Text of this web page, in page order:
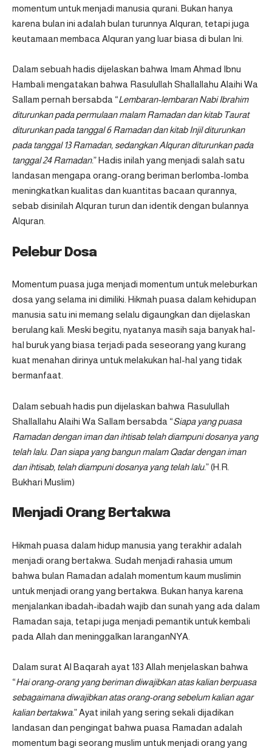
momentum untuk menjadi manusia qurani. Bukan hanya
karena bulan ini adalah bulan turunnya Alquran, tetapi juga
keutamaan membaca Alquran yang luar biasa di bulan Ini.
Dalam sebuah hadis dijelaskan bahwa Imam Ahmad Ibnu
Hambali mengatakan bahwa Rasulullah Shallallahu Alaihi Wa
Sallam pernah bersabda “Lembaran-lembaran Nabi Ibrahim
diturunkan pada permulaan malam Ramadan dan kitab Taurat
diturunkan pada tanggal 6 Ramadan dan kitab Injil diturunkan
pada tanggal 13 Ramadan, sedangkan Alquran diturunkan pada
tanggal 24 Ramadan.” Hadis inilah yang menjadi salah satu
landasan mengapa orang-orang beriman berlomba-lomba
meningkatkan kualitas dan kuantitas bacaan qurannya,
sebab disinilah Alquran turun dan identik dengan bulannya
Alquran.
Pelebur Dosa
Momentum puasa juga menjadi momentum untuk meleburkan
dosa yang selama ini dimiliki. Hikmah puasa dalam kehidupan
manusia satu ini memang selalu digaungkan dan dijelaskan
berulang kali. Meski begitu, nyatanya masih saja banyak hal-
hal buruk yang biasa terjadi pada seseorang yang kurang
kuat menahan dirinya untuk melakukan hal-hal yang tidak
bermanfaat.
Dalam sebuah hadis pun dijelaskan bahwa Rasulullah
Shallallahu Alaihi Wa Sallam bersabda “Siapa yang puasa
Ramadan dengan iman dan ihtisab telah diampuni dosanya yang
telah lalu. Dan siapa yang bangun malam Qadar dengan iman
dan ihtisab, telah diampuni dosanya yang telah lalu.” (H.R.
Bukhari Muslim)
Menjadi Orang Bertakwa
Hikmah puasa dalam hidup manusia yang terakhir adalah
menjadi orang bertakwa. Sudah menjadi rahasia umum
bahwa bulan Ramadan adalah momentum kaum muslimin
untuk menjadi orang yang bertakwa. Bukan hanya karena
menjalankan ibadah-ibadah wajib dan sunah yang ada dalam
Ramadan saja, tetapi juga menjadi pemantik untuk kembali
pada Allah dan meninggalkan laranganNYA.
Dalam surat Al Baqarah ayat 183 Allah menjelaskan bahwa
“Hai orang-orang yang beriman diwajibkan atas kalian berpuasa
sebagaimana diwajibkan atas orang-orang sebelum kalian agar
kalian bertakwa.” Ayat inilah yang sering sekali dijadikan
landasan dan pengingat bahwa puasa Ramadan adalah
momentum bagi seorang muslim untuk menjadi orang yang